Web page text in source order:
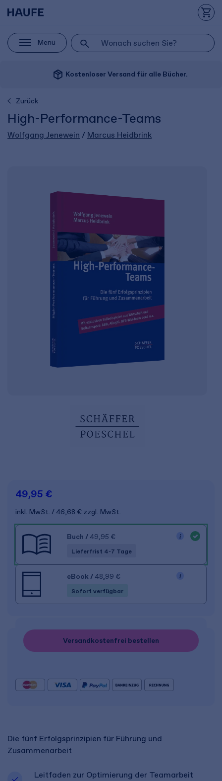
Menü
package_2 Kostenloser Versand für alle Bücher.
Zurück
High-Performance-Teams
Wolfgang Jenewein / Marcus Heidbrink
Die fünf Erfolgsprinzipien für Führung und
Zusammenarbeit
Leitfaden zur Optimierung der Teamarbeit
49,95 €
inkl. MwSt. 46,68 € zzgl. MwSt.
Buch / 49,95 €
Lieferfrist 4-7 Tage
eBook / 48,99 €
Sofort verfügbar
Versandkostenfrei bestellen